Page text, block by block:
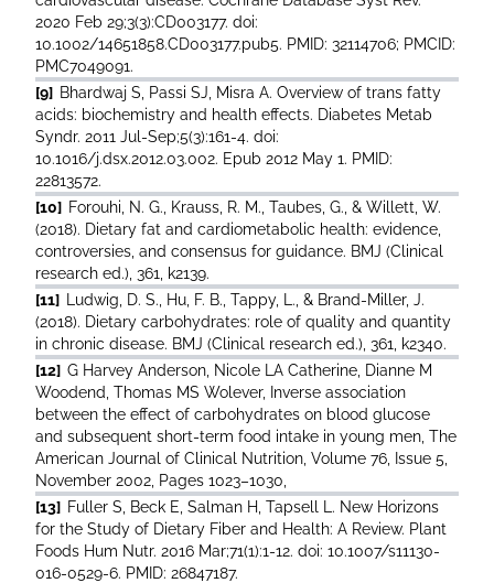
2020 Feb 29;3(3):CD003177. doi:
10.1002/14651858.CD003177.pub5. PMID: 32114706; PMCID:
PMC7049091.
[9] Bhardwaj S, Passi SJ, Misra A. Overview of trans fatty
acids: biochemistry and health effects. Diabetes Metab
Syndr. 2011 Jul-Sep;5(3):161-4. doi:
10.1016/j.dsx.2012.03.002. Epub 2012 May 1. PMID:
22813572.
[10] Forouhi, N. G., Krauss, R. M., Taubes, G., & Willett, W.
(2018). Dietary fat and cardiometabolic health: evidence,
controversies, and consensus for guidance. BMJ (Clinical
research ed.), 361, k2139.
[11]
Ludwig, D. S., Hu, F. B., Tappy, L., & Brand-Miller, J.
(2018). Dietary carbohydrates: role of quality and quantity
in chronic disease. BMJ (Clinical research ed.), 361, k2340.
[12] G Harvey Anderson, Nicole LA Catherine, Dianne M
Woodend, Thomas MS Wolever, Inverse association
between the effect of carbohydrates on blood glucose
and subsequent short-term food intake in young men, The
American Journal of Clinical Nutrition, Volume 76, Issue 5,
November 2002, Pages 1023–1030,
[13] Fuller S, Beck E, Salman H, Tapsell L. New Horizons
for the Study of Dietary Fiber and Health: A Review. Plant
Foods Hum Nutr. 2016 Mar;71(1):1-12. doi: 10.1007/s11130-
016-0529-6. PMID: 26847187.